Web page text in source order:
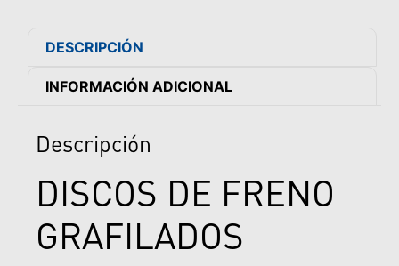
DESCRIPCIÓN
INFORMACIÓN ADICIONAL
Descripción
DISCOS DE FRENO
GRAFILADOS